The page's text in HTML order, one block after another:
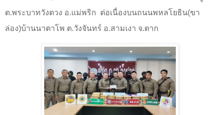
ต.พระบาทวังตวง อ.แม่พริก ต่อเนื่องบนถนนพหลโยธิน(ขา
ล่อง)บ้านนาตาโพ ต.วังจันทร์ อ.สามเงา จ.ตาก